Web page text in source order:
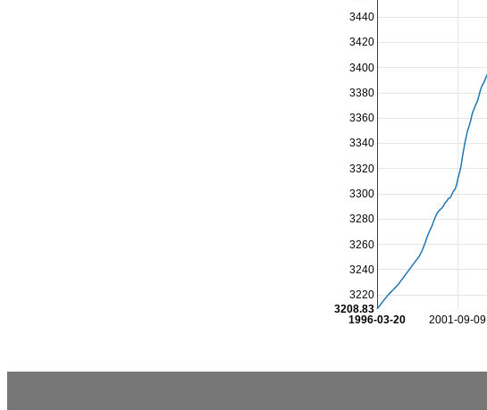
2001-09-09
1996-03-20
3220
3240
3260
3280
3300
3320
3340
3360
3380
3400
3420
3440
3208.83